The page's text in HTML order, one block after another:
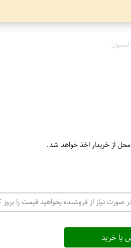
از خریدار اخذ خواهد شد.
نیاز از فروشنده بخواهید قیمت را بروز
یا خرید